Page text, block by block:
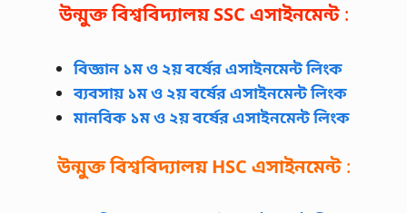
উন্মুক্ত বিশ্ববিদ্যালয়SSC এসাইনমেন্ট:
বিজ্ঞান ১ম ও ২য় বর্ষের এসাইনমেন্ট লিংক
ব্যবসায় ১ম ও ২য় বর্ষের এসাইনমেন্ট লিংক
মানবিক ১ম ও ২য় বর্ষের এসাইনমেন্ট লিংক
উন্মুক্ত বিশ্ববিদ্যালয়HSC এসাইনমেন্ট: